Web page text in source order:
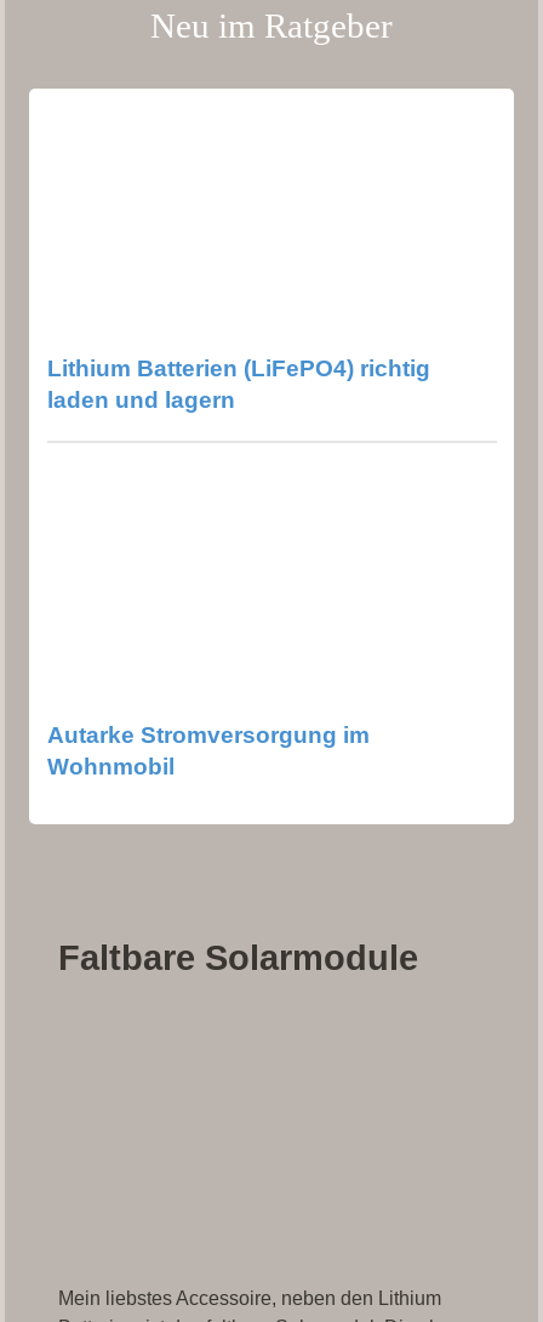
Neu im Ratgeber
Lithium Batterien (LiFePO4) richtig
laden und lagern
Autarke Stromversorgung im
Wohnmobil
Faltbare Solarmodule
Mein liebstes Accessoire, neben den Lithium